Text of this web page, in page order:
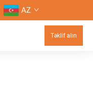
AZ
Təklif alın